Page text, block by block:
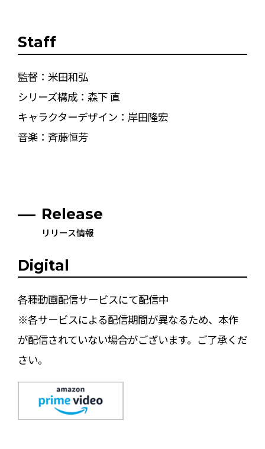
Staff
監督：米田和弘
シリーズ構成：森下 直
キャラクターデザイン：岸田隆宏
音楽：斉藤恒芳
Release
リリース情報
Digital
各種動画配信サービスにて配信中
※各サービスによる配信期間が異なるため、本作
が配信されていない場合がございます。ご了承くだ
さい。